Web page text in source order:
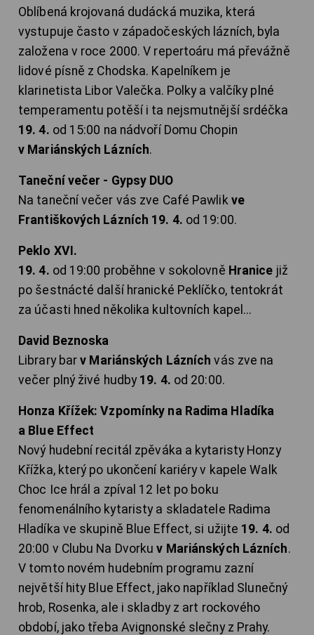
Oblíbená krojovaná dudácká muzika, která
vystupuje často v západočeských lázních, byla
založena v roce 2000. V repertoáru má převážně
lidové písně z Chodska. Kapelníkem je
klarinetista Libor Valečka. Polky a valčíky plné
temperamentu potěší i ta nejsmutnější srdéčka
19. 4. od 15:00 na nádvoří Domu Chopin
v Mariánských Lázních.
Taneční večer - Gypsy DUO
Na taneční večer vás zve Café Pawlik ve
Františkových Lázních 19. 4. od 19:00.
Peklo XVI.
19. 4. od 19:00 proběhne v sokolovně Hranice již
po šestnácté další hranické Peklíčko, tentokrát
za účasti hned několika kultovních kapel...
David Beznoska
Library barv Mariánských Lázních vás zve na
večer plný živé hudby 19. 4. od 20:00.
Honza Křížek: Vzpomínky na Radima Hladíka
a Blue Effect
Nový hudební recitál zpěváka a kytaristy Honzy
Křížka, který po ukončení kariéry v kapele Walk
Choc Ice hrál a zpíval 12 let po boku
fenomenálního kytaristy a skladatele Radima
Hladíka ve skupině Blue Effect, si užijte 19. 4. od
20:00 v Clubu Na Dvorkuv Mariánských Lázních.
V tomto novém hudebním programu zazní
největší hity Blue Effect, jako například Slunečný
hrob, Rosenka, ale i skladby z art rockového
období, jako třeba Avignonské slečny z Prahy.